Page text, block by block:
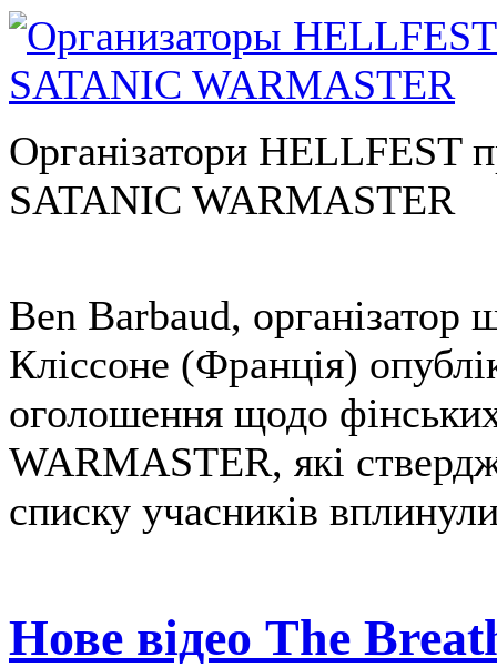
Організатори HELLFEST
SATANIC WARMASTER
Ben Barbaud,
Кліссоне (Франція)
оголошення щодо
WARMASTER, які
списку учасників
Нове відео The